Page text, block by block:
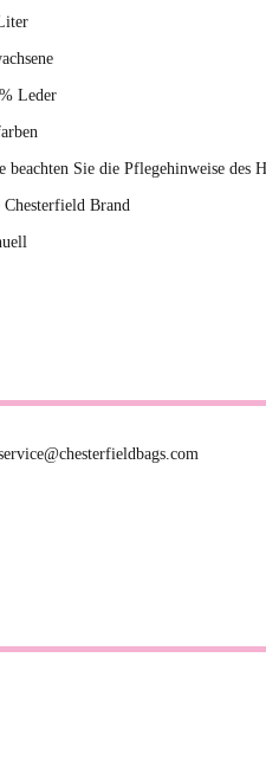
Leder
beachten Sie die Pflegehinweise des
Chesterfield Brand